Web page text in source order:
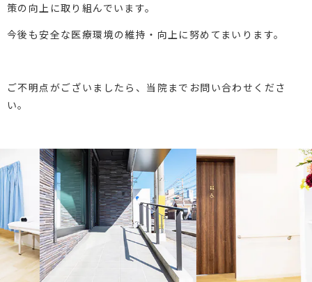
策の向上に取り組んでいます。
今後も安全な医療環境の維持・向上に努めてまいります。
ご不明点がございましたら、当院までお問い合わせくださ
い。
Previous